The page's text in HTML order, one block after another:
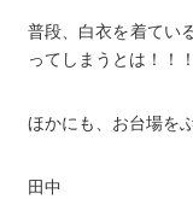
普段、白衣を着てい
ってしまうとは！！
ほかにも、お台場を
田中